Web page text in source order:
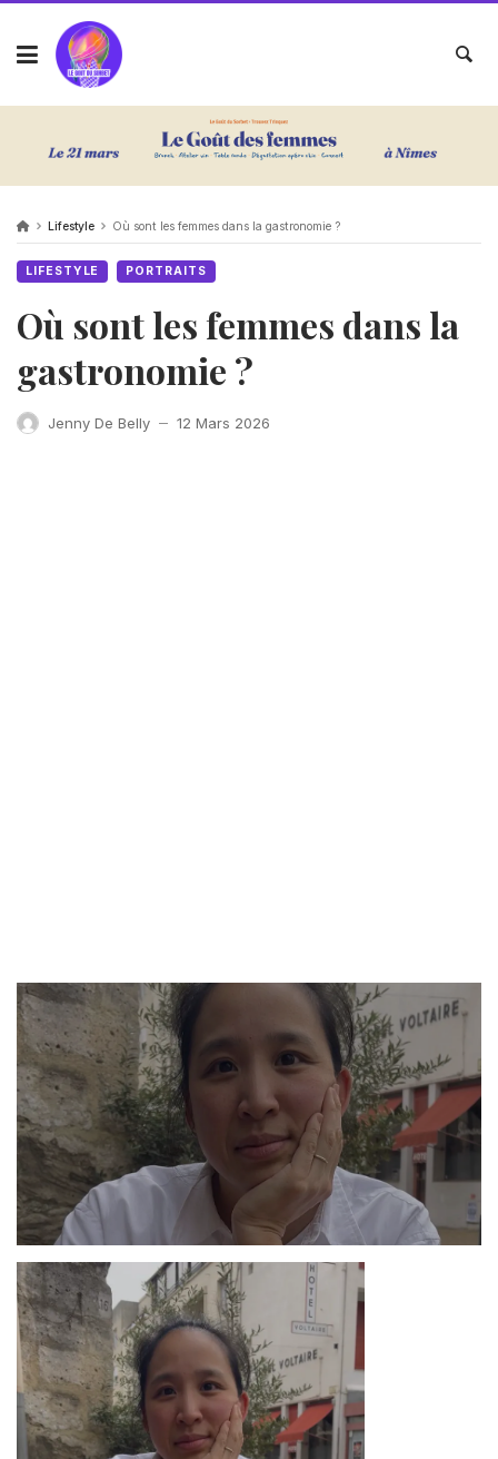
Lifestyle Où sont les femmes dans la gastronomie ?
LIFESTYLE PORTRAITS
Où sont les femmes dans la
gastronomie ?
Jenny De Belly — 12 Mars 2026